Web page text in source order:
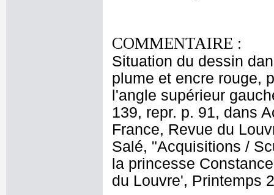
COMMENTAIRE :
Situation du dessin
plume et encre rouge,
l'angle supérieur
139, repr. p. 91, dans
France, Revue du
Salé, "Acquisitions /
la princesse
du Louvre', Printemps